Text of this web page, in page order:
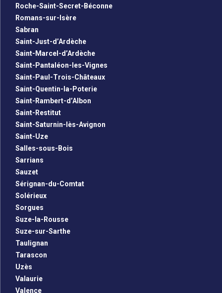
Roche-Saint-Secret-Béconne
Romans-sur-Isère
Sabran
Saint-Just-d’Ardèche
Saint-Marcel-d’Ardèche
Saint-Pantaléon-les-Vignes
Saint-Paul-Trois-Châteaux
Saint-Quentin-la-Poterie
Saint-Rambert-d’Albon
Saint-Restitut
Saint-Saturnin-lès-Avignon
Saint-Uze
Salles-sous-Bois
Sarrians
Sauzet
Sérignan-du-Comtat
Solérieux
Sorgues
Suze-la-Rousse
Suze-sur-Sarthe
Taulignan
Tarascon
Uzès
Valaurie
Valence